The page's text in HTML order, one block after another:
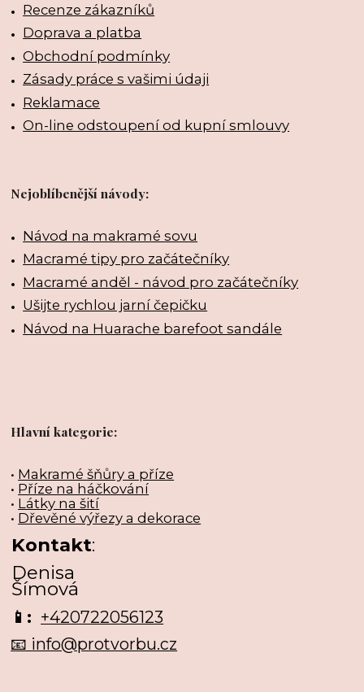
Recenze zákazníků
Doprava a platba
Obchodní podmínky
Zásady práce s vašimi údaji
Reklamace
On-line odstoupení od kupní smlouvy
Nejoblíbenější návody:
Návod na makramé sovu
Macramé tipy pro začátečníky
Macramé anděl - návod pro začátečníky
Ušijte rychlou jarní čepičku
Návod na Huarache barefoot sandále
Hlavní kategorie:
• Makramé šňůry a příze
• Příze na háčkování
• Látky na šití
• Dřevěné výřezy a dekorace
Kontakt:
Denisa
Šímová
📱: +420722056123
📧 info@protvorbu.cz